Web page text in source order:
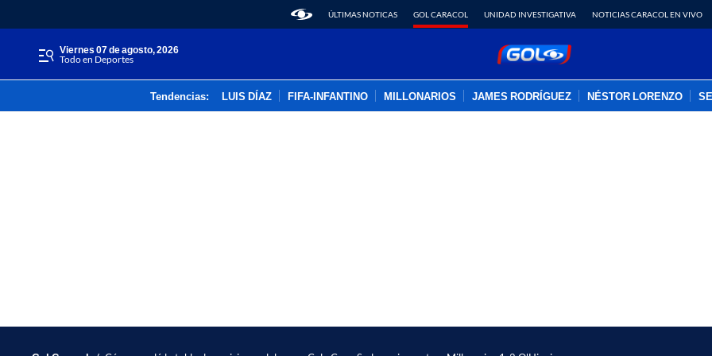
ÚLTIMAS NOTICAS GOL CARACOL UNIDAD INVESTIGATIVA NOTICIAS CARACOL EN VIVO
viernes 07 de agosto, 2026
Todo en Deportes
Tendencias: LUIS DÍAZ FIFA-INFANTINO MILLONARIOS JAMES RODRÍGUEZ NÉSTOR LORENZO